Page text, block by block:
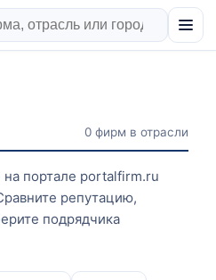
0 фирм в отрасли
портале portalfirm.ru
репутацию,
подрядчика